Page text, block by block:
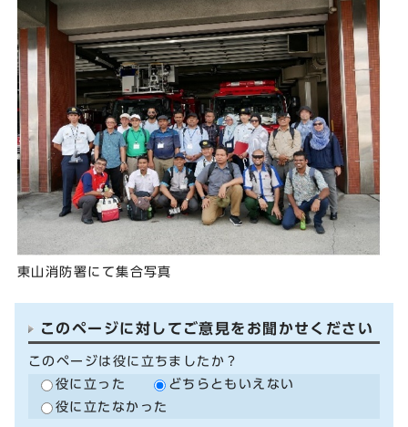
東山消防署にて集合写真
このページに対してご意見をお聞かせください
このページは役に立ちましたか？
役に立った
どちらともいえない
役に立たなかった